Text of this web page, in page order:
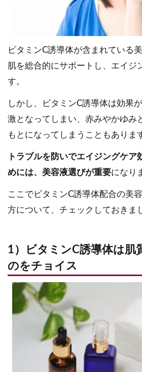
ビタミンC誘導体が含まれている
肌を総合的にサポートし、エイジ
す。
しかし、ビタミンC誘導体は効果
激となってしまい、赤みやかゆみ
もとになってしまうこともありま
トラブルを防いでエイジングケア
めには、美容液選びが重要になり
ここでビタミンC誘導体配合の美
方について、チェックしておきま
1）ビタミンC誘導体は肌
のをチョイス